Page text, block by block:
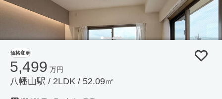
価格変更
5,499 万円
八幡山駅 / 2LDK / 52.09㎡